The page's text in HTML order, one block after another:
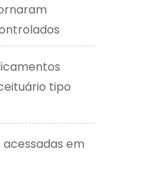
tipo
acessadas em